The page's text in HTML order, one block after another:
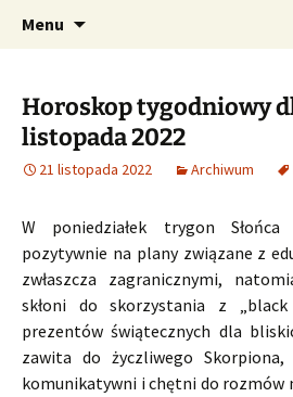
CzaroMarowy
dzienny,
tygodniowy
Profesjonalne
Menu
Horoskop tygodniowy
listopada 2022
21 listopada 2022 Archiwum
W poniedziałek trygon
pozytywnie na plany związane z
zwłaszcza zagranicznymi,
skłoni do skorzystania z
prezentów świątecznych dla
zawita do życzliwego
komunikatywni i chętni do rozmów